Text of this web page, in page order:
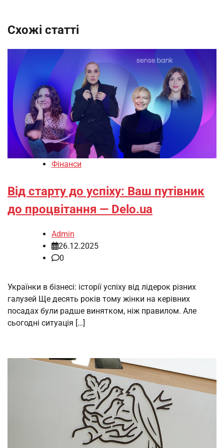
Схожі статті
Фінанси
Від старту до успіху: Ваш путівник
до процвітання — Delo.ua
Admin
26.12.2025
0
Українки в бізнесі: історії успіху від лідерок різних
галузей Ще десять років тому жінки на керівних
посадах були радше винятком, ніж правилом. Але
сьогодні ситуація […]